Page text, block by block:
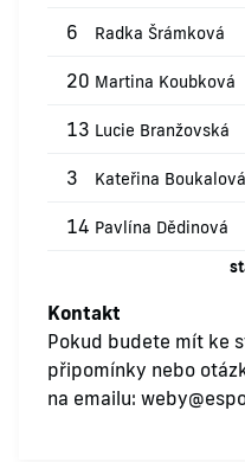
6 Radka Šrámková
20 Martina Koubková
13 Lucie Branžovská
3 Kateřina Boukalová
14 Pavlína Dědinová
Kontakt
Pokud budete mít ke
připomínky nebo
na emailu: